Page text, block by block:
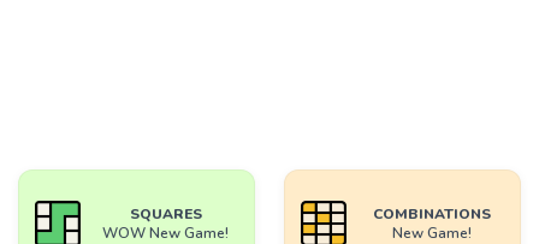
SQUARES
WOW New Game!
COMBINATIONS
New Game!